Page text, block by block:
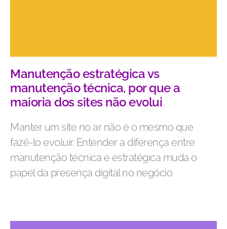
Manutenção estratégica vs
manutenção técnica, por que a
maioria dos sites não evolui
Manter um site no ar não é o mesmo que
fazê-lo evoluir. Entender a diferença entre
manutenção técnica e estratégica muda o
papel da presença digital no negócio